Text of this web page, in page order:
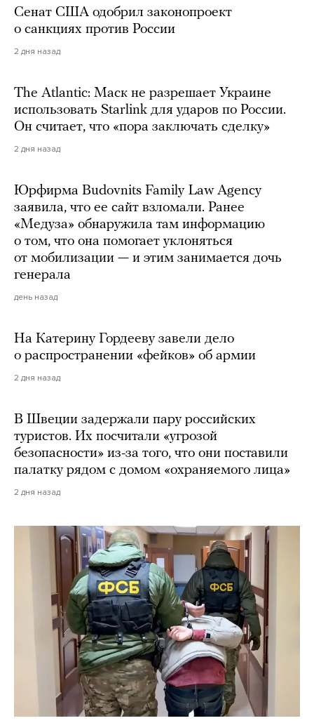
Сенат США одобрил законопроект
о санкциях против России
2 дня назад
The Atlantic: Маск не разрешает Украине
использовать Starlink для ударов по России.
Он считает, что «пора заключать сделку»
2 дня назад
Юрфирма Budovnits Family Law Agency
заявила, что ее сайт взломали. Ранее
«Медуза» обнаружила там информацию
о том, что она помогает уклоняться
от мобилизации — и этим занимается дочь
генерала
день назад
На Катерину Гордееву завели дело
о распространении «фейков» об армии
2 дня назад
В Швеции задержали пару российских
туристов. Их посчитали «угрозой
безопасности» из-за того, что они поставили
палатку рядом с домом «охраняемого лица»
2 дня назад